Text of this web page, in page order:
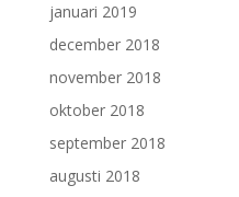
januari 2019
december 2018
november 2018
oktober 2018
september 2018
augusti 2018